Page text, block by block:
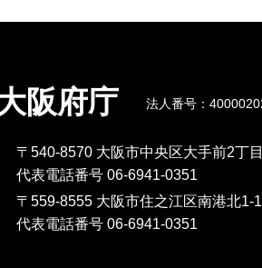
阪府庁 法人番号：
〒540-8570 大阪市中央区大手前2丁目
代表電話番号 06-6941-0351
〒559-8555 大阪市住之江区南港北1-
代表電話番号 06-6941-0351